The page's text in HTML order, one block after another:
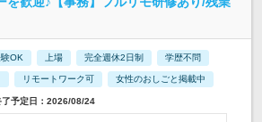
OK 上場 完全週休2日制 学歴不問
リモートワーク可 女性のおしごと掲載中
予定日：2026/08/24